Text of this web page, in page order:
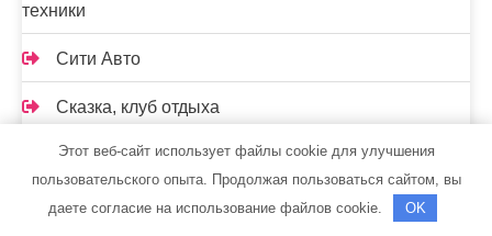
техники
Сити Авто
Сказка, клуб отдыха
Скиф, автомойка
Скиф, автомойка
Этот веб-сайт использует файлы cookie для улучшения
пользовательского опыта. Продолжая пользоваться сайтом, вы
даете согласие на использование файлов cookie.
OK